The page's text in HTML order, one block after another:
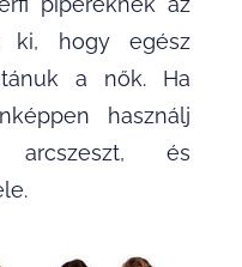
ki, hogy egész
a nők. Ha
használj
arcszeszt, és